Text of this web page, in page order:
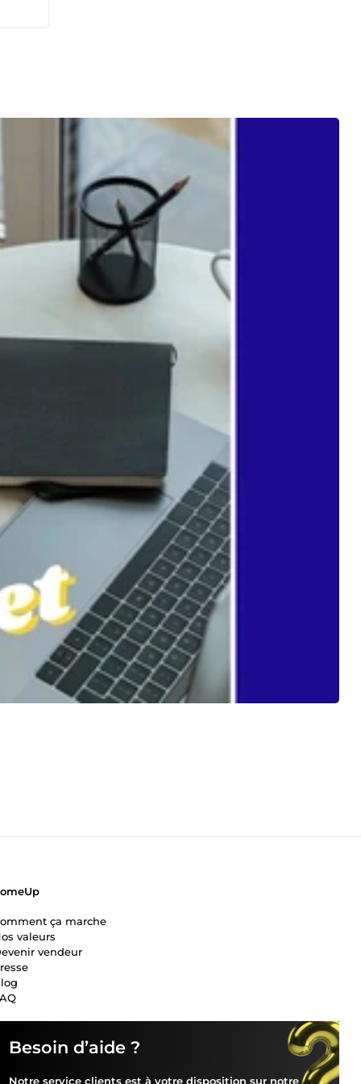
Besoin d’aide ?
Notre service clients est à votre disposition sur notre
ça marche
valeurs
vendeur